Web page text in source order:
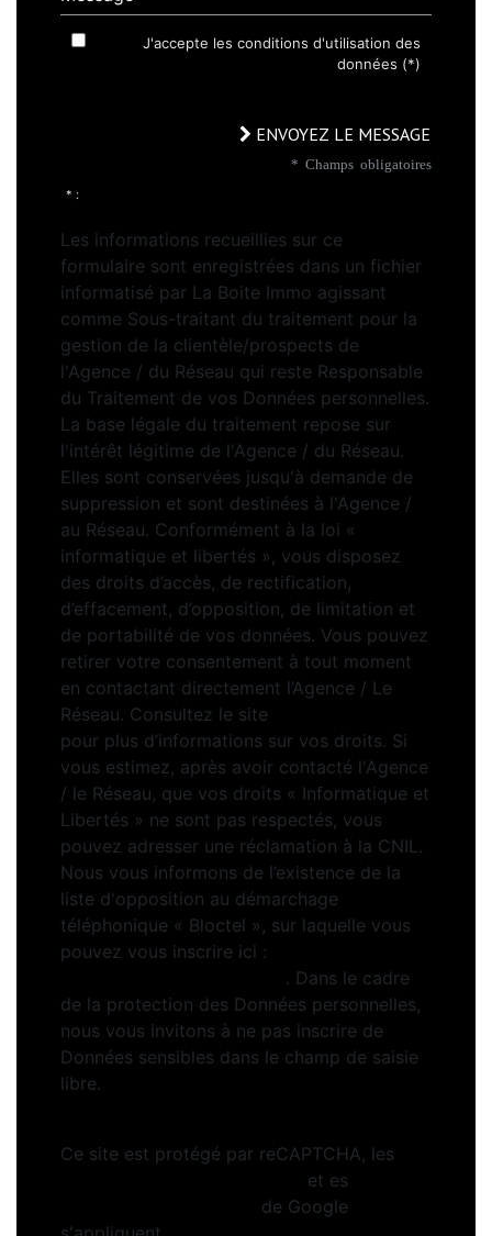
J'accepte les conditions d'utilisation des
données (*)
ENVOYEZ LE MESSAGE
* Champs obligatoires
* :
Les informations recueillies sur ce
formulaire sont enregistrées dans un fichier
informatisé par La Boite Immo agissant
comme Sous-traitant du traitement pour la
gestion de la clientèle/prospects de
l'Agence / du Réseau qui reste Responsable
du Traitement de vos Données personnelles.
La base légale du traitement repose sur
l'intérêt légitime de l'Agence / du Réseau.
Elles sont conservées jusqu'à demande de
suppression et sont destinées à l'Agence /
au Réseau. Conformément à la loi «
informatique et libertés », vous disposez
des droits d’accès, de rectification,
d’effacement, d’opposition, de limitation et
de portabilité de vos données. Vous pouvez
retirer votre consentement à tout moment
en contactant directement l’Agence / Le
Réseau. Consultez le site
pour plus d’informations sur vos droits. Si
vous estimez, après avoir contacté l'Agence
/ le Réseau, que vos droits « Informatique et
Libertés » ne sont pas respectés, vous
pouvez adresser une réclamation à la CNIL.
Nous vous informons de l’existence de la
liste d'opposition au démarchage
téléphonique « Bloctel », sur laquelle vous
pouvez vous inscrire ici :
. Dans le cadre
de la protection des Données personnelles,
nous vous invitons à ne pas inscrire de
Données sensibles dans le champ de saisie
libre.
Ce site est protégé par reCAPTCHA, les
et es
de Google